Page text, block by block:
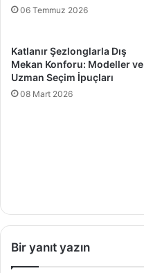
06 Temmuz 2026
Katlanır Şezlonglarla Dış
Mekan Konforu: Modeller ve
Uzman Seçim İpuçları
08 Mart 2026
Bir yanıt yazın